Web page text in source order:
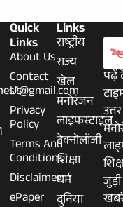
पढ़ें
Links
राष्ट्रीय
राज्य
खेल
मनोरंजन
लाइफस्टाइल
टेक्नोलॉजी
शिक्षा
धर्म
दुनिया
Quick
Links
About Us
Contact
Us
Privacy
Policy
Terms And
Conditions
Disclaimer
ePaper